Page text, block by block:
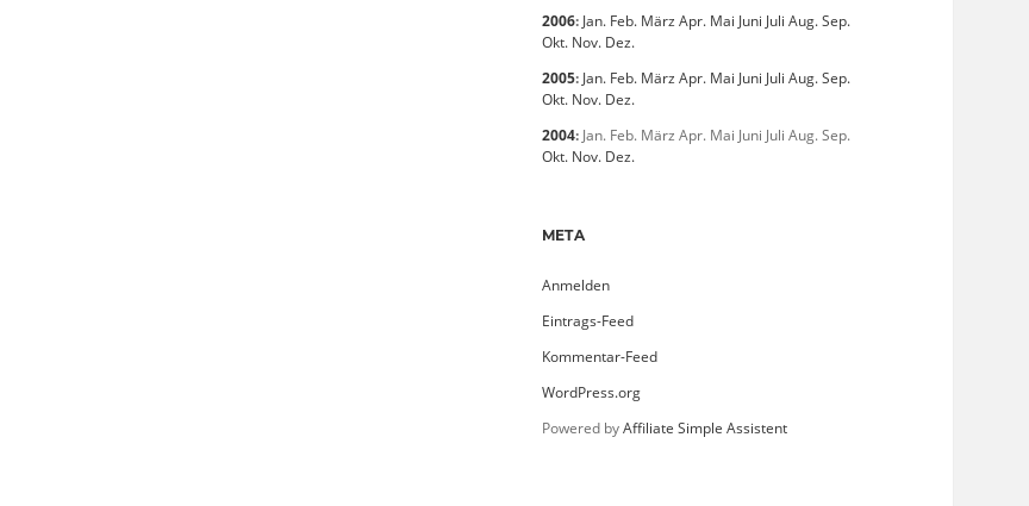
2006: Jan. Feb. März Apr. Mai Juni Juli Aug.Sep.
Okt. Nov. Dez.
2005: Jan. Feb. März Apr. Mai Juni Juli Aug.Sep.
Okt. Nov. Dez.
2004: Jan. Feb. März Apr. Mai Juni Juli Aug.Sep.
Okt. Nov. Dez.
META
Anmelden
Eintrags-Feed
Kommentar-Feed
WordPress.org
Powered byAffiliate Simple Assistent